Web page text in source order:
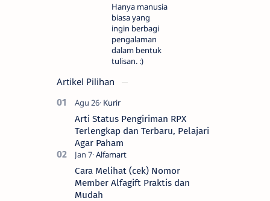
Hanya manusia
biasa yang
ingin berbagi
pengalaman
dalam bentuk
tulisan. :)
Artikel Pilihan
Arti Status Pengiriman RPX
Terlengkap dan Terbaru, Pelajari
Agar Paham
Cara Melihat (cek) Nomor
Member Alfagift Praktis dan
Mudah